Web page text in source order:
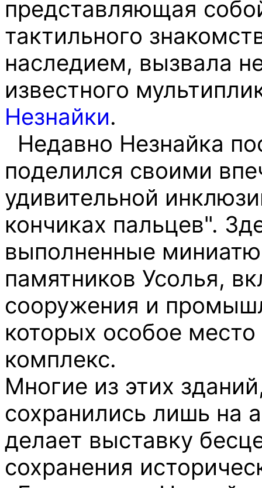
представляющая
тактильного
наследием, вызвала
известного
Незнайки.
Недавно Незнайка
поделился своими
удивительной
кончиках пальцев".
выполненные
памятников Усолья,
сооружения и
которых особое
комплекс.
Многие из этих
сохранились лишь на
делает выставку
сохранения